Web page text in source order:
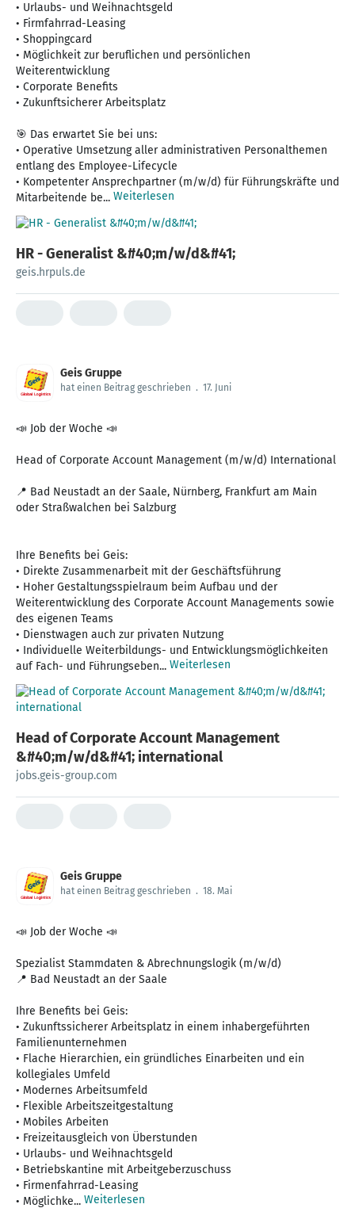
• Urlaubs- und Weihnachtsgeld
• Firmfahrrad-Leasing
• Shoppingcard
• Möglichkeit zur beruflichen und persönlichen
Weiterentwicklung
• Corporate Benefits
• Zukunftsicherer Arbeitsplatz
🎯 Das erwartet Sie bei uns:
• Operative Umsetzung aller administrativen Personalthemen
entlang des Employee-Lifecycle
• Kompetenter Ansprechpartner (m/w/d) für Führungskräfte und
Mitarbeitende be... Weiterlesen
HR - Generalist &#40;m/w/d&#41;
geis.hrpuls.de
Geis Gruppe
hat einen Beitrag geschrieben . 17. Juni
📣 Job der Woche 📣
Head of Corporate Account Management (m/w/d) International
📍 Bad Neustadt an der Saale, Nürnberg, Frankfurt am Main
oder Straßwalchen bei Salzburg
Ihre Benefits bei Geis:
• Direkte Zusammenarbeit mit der Geschäftsführung
• Hoher Gestaltungsspielraum beim Aufbau und der
Weiterentwicklung des Corporate Account Managements sowie
des eigenen Teams
• Dienstwagen auch zur privaten Nutzung
• Individuelle Weiterbildungs- und Entwicklungsmöglichkeiten
auf Fach- und Führungseben... Weiterlesen
Head of Corporate Account Management
&#40;m/w/d&#41; international
jobs.geis-group.com
Geis Gruppe
hat einen Beitrag geschrieben . 18. Mai
📣 Job der Woche 📣
Spezialist Stammdaten & Abrechnungslogik (m/w/d)
📍 Bad Neustadt an der Saale
Ihre Benefits bei Geis:
• Zukunftssicherer Arbeitsplatz in einem inhabergeführten
Familienunternehmen
• Flache Hierarchien, ein gründliches Einarbeiten und ein
kollegiales Umfeld
• Modernes Arbeitsumfeld
• Flexible Arbeitszeitgestaltung
• Mobiles Arbeiten
• Freizeitausgleich von Überstunden
• Urlaubs- und Weihnachtsgeld
• Betriebskantine mit Arbeitgeberzuschuss
• Firmenfahrrad-Leasing
• Möglichke... Weiterlesen